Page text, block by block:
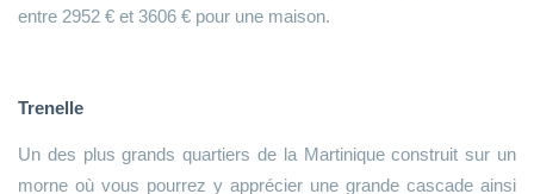
entre 2952 € et 3606 € pour une maison.
Trenelle
Un des plus grands quartiers de la Martinique construit sur un
morne où vous pourrez y apprécier une grande cascade ainsi